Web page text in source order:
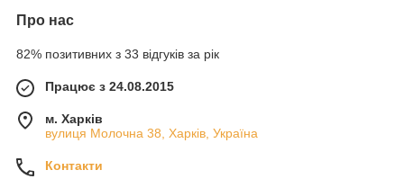
Про нас
82% позитивних з 33 відгуків за рік
Працює з 24.08.2015
м. Харків
вулиця Молочна 38, Харків, Україна
Контакти